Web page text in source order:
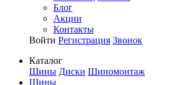
Блог
Акции
Контакты
Войти Регистрация Звонок
Каталог
Шины Диски Шиномонтаж
Шины